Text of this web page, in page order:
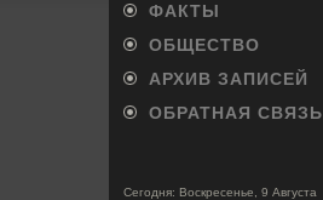
ФАКТЫ
ОБЩЕСТВО
АРХИВ ЗАПИСЕЙ
ОБРАТНАЯ СВЯЗЬ
Сегодня: Воскресенье, 9 Августа